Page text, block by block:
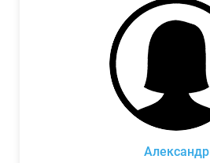
Александр